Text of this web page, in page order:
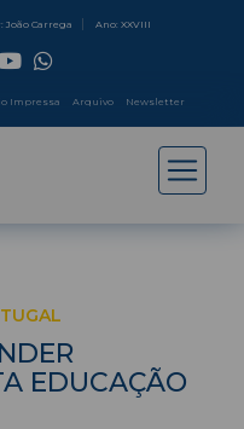
João Carrega Ano: XXVIII
Impressa Arquivo Newsletter
EDUCAÇÃO